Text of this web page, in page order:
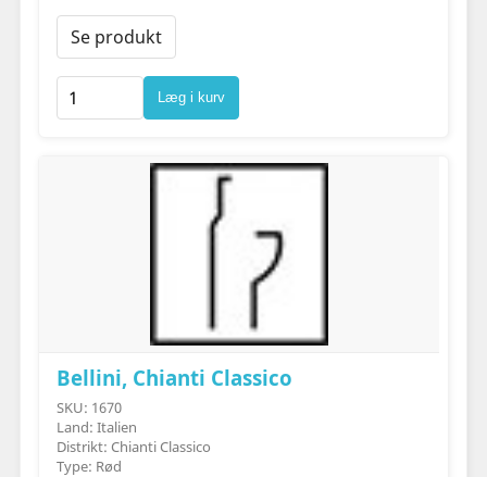
Se produkt
Læg i kurv
Bellini, Chianti Classico
SKU: 1670
Land: Italien
Distrikt: Chianti Classico
Type: Rød